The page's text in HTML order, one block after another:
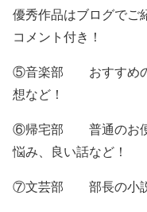
優秀作品はブログで
コメント付き！
⑤音楽部 おすすめの
想など！
⑥帰宅部 普通のお便
悩み、良い話など！
⑦文芸部 部長の小説